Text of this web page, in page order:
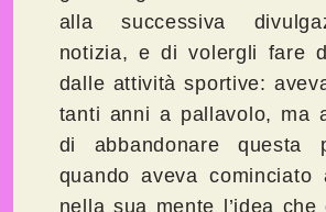
alla successiva
notizia, e di volergli fare
dalle attività sportive:
tanti anni a pallavolo, ma
di abbandonare questa
quando aveva
nella sua mente l’idea che